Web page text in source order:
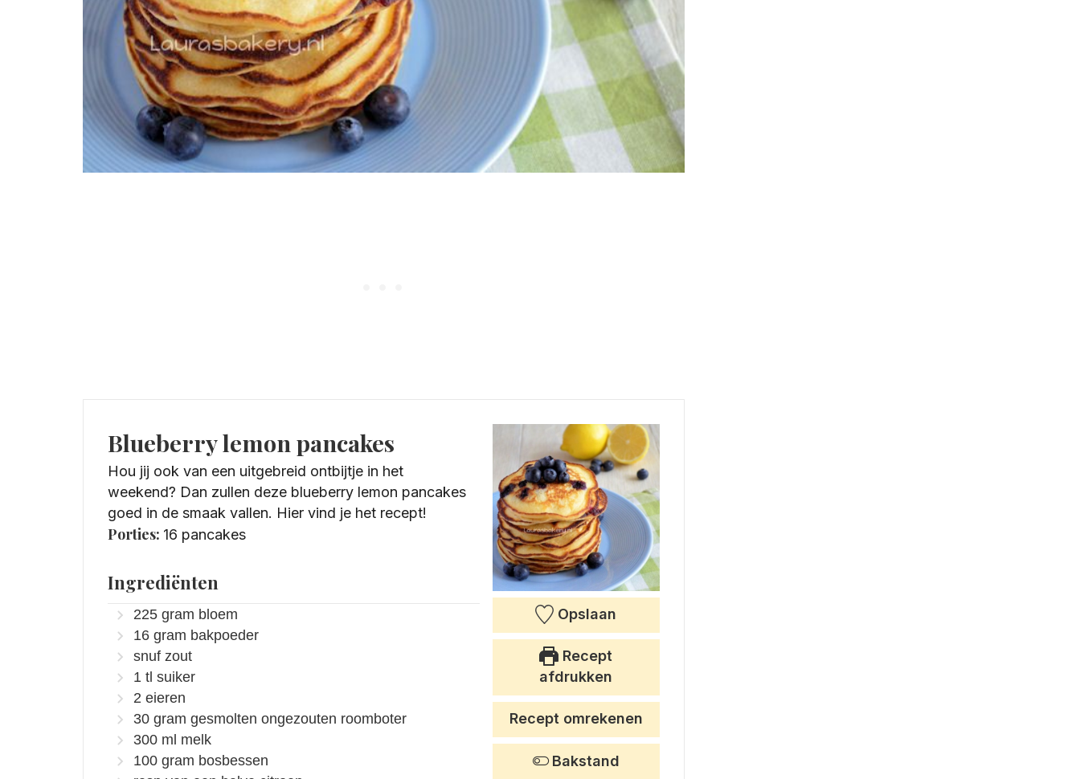
Opslaan
Recept
afdrukken
Recept omrekenen
Bakstand
Blueberry lemon pancakes
Hou jij ook van een uitgebreid ontbijtje in het
weekend? Dan zullen deze blueberry lemon pancakes
goed in de smaak vallen. Hier vind je het recept!
Porties: 16 pancakes
Ingrediënten
225 gram bloem
16 gram bakpoeder
snuf zout
1 tl suiker
2 eieren
30 gram gesmolten ongezouten roomboter
300 ml melk
100 gram bosbessen